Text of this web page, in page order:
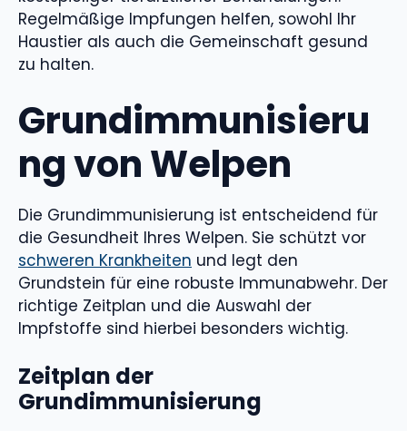
Regelmäßige Impfungen helfen, sowohl Ihr
Haustier als auch die Gemeinschaft gesund
zu halten.
Grundimmunisieru
ng von Welpen
Die Grundimmunisierung ist entscheidend für
die Gesundheit Ihres Welpen. Sie schützt vor
schweren Krankheiten und legt den
Grundstein für eine robuste Immunabwehr. Der
richtige Zeitplan und die Auswahl der
Impfstoffe sind hierbei besonders wichtig.
Zeitplan der
Grundimmunisierung